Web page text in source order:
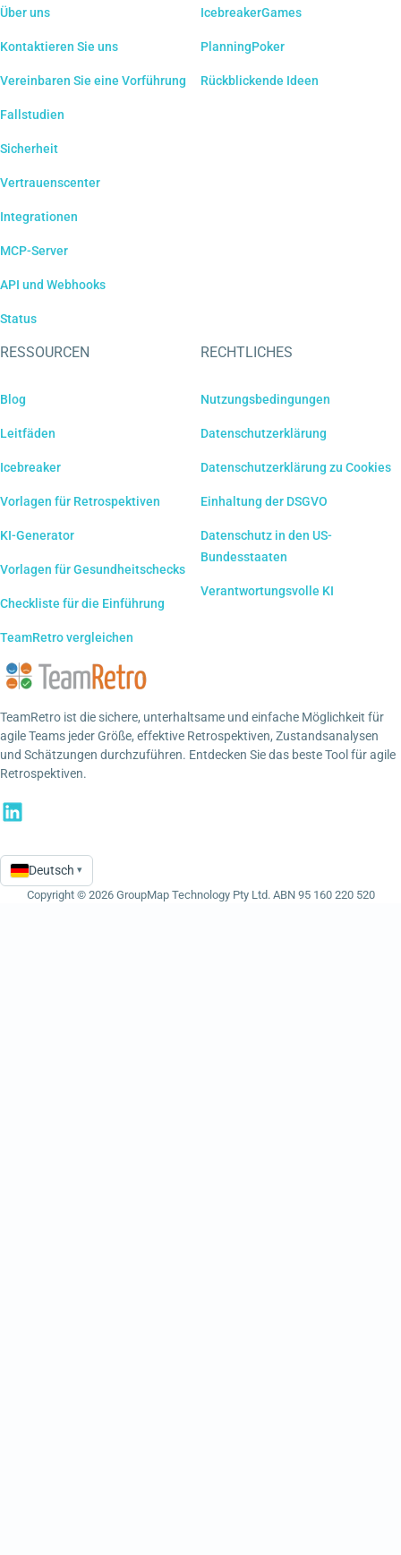
Über uns
Kontaktieren Sie uns
Vereinbaren Sie eine Vorführung
Fallstudien
Sicherheit
Vertrauenscenter
Integrationen
MCP-Server
API und Webhooks
Status
IcebreakerGames
PlanningPoker
Rückblickende Ideen
RESSOURCEN
Blog
Leitfäden
Icebreaker
Vorlagen für Retrospektiven
KI-Generator
Vorlagen für Gesundheitschecks
Checkliste für die Einführung
TeamRetro vergleichen
RECHTLICHES
Nutzungsbedingungen
Datenschutzerklärung
Datenschutzerklärung zu Cookies
Einhaltung der DSGVO
Datenschutz in den US-
Bundesstaaten
Verantwortungsvolle KI
TeamRetro ist die sichere, unterhaltsame und einfache Möglichkeit für
agile Teams jeder Größe, effektive Retrospektiven, Zustandsanalysen
und Schätzungen durchzuführen. Entdecken Sie das beste Tool für agile
Retrospektiven.
Language
Deutsch ▾
Copyright © 2026 GroupMap Technology Pty Ltd. ABN 95 160 220 520